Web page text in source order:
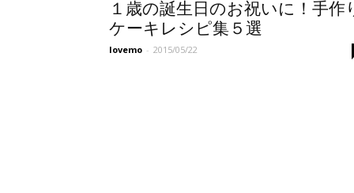
１歳の誕生日のお祝いに！手作
ケーキレシピ集５選
lovemo - 2015/05/22